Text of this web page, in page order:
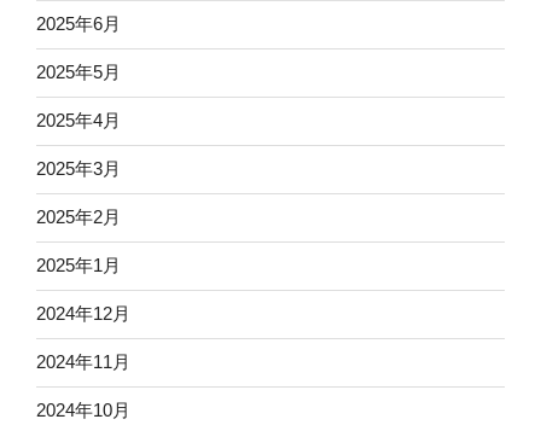
2025年6月
2025年5月
2025年4月
2025年3月
2025年2月
2025年1月
2024年12月
2024年11月
2024年10月